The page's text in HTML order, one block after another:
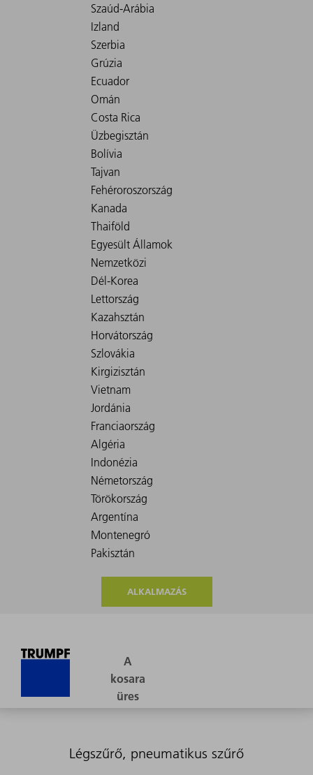
ALKALMAZÁS
Légszűrő, pneumatikus szűrő